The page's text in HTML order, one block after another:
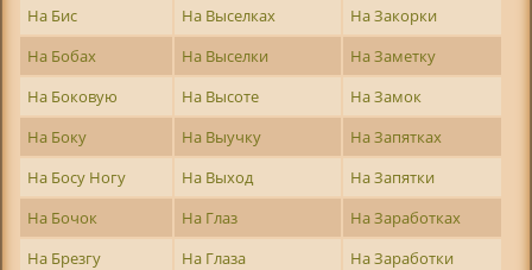
На Бис
На Выселках
На Закорки
На Бобах
На Выселки
На Заметку
На Боковую
На Высоте
На Замок
На Боку
На Выучку
На Запятках
На Босу Ногу
На Выход
На Запятки
На Бочок
На Глаз
На Заработках
На Брезгу
На Глаза
На Заработки